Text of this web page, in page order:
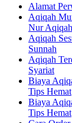
Alamat
Aqiqah
Nur Aqiqah
Aqiqah
Sunnah
Aqiqah
Syariat
Biaya
Tips Hemat
Biaya
Tips Hemat